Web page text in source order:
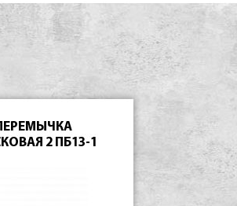
2 ПБ13-1